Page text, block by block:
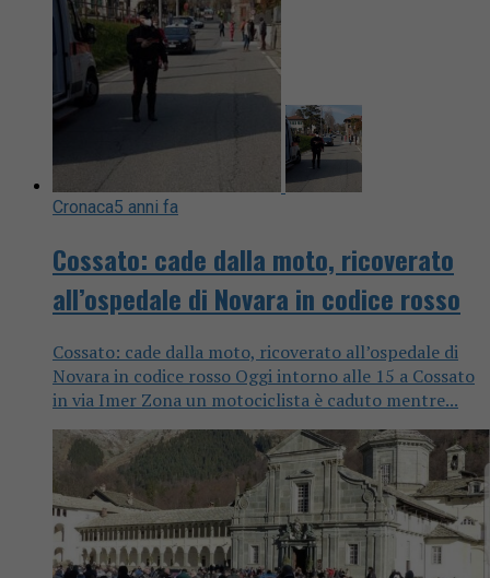
Cronaca5 anni fa
Cossato: cade dalla moto, ricoverato
all’ospedale di Novara in codice rosso
Cossato: cade dalla moto, ricoverato all’ospedale di
Novara in codice rosso Oggi intorno alle 15 a Cossato
in via Imer Zona un motociclista è caduto mentre...